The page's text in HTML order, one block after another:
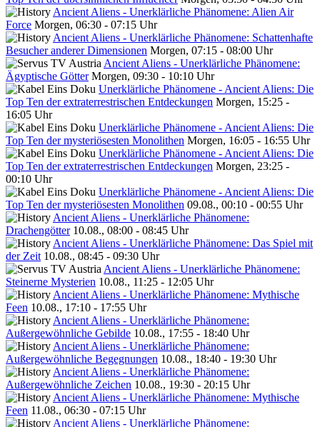
Ancient Aliens - Unerklärliche Phänomene: Alien Air
Force Morgen, 06:30 - 07:15 Uhr
Ancient Aliens - Unerklärliche Phänomene: Schattenhafte
Besucher anderer Dimensionen Morgen, 07:15 - 08:00 Uhr
Ancient Aliens - Unerklärliche Phänomene:
Ägyptische Götter Morgen, 09:30 - 10:10 Uhr
Unerklärliche Phänomene - Ancient Aliens: Die
Top Ten der extraterrestrischen Entdeckungen Morgen, 15:25 -
16:05 Uhr
Unerklärliche Phänomene - Ancient Aliens: Die
Top Ten der mysteriösesten Monolithen Morgen, 16:05 - 16:55 Uhr
Unerklärliche Phänomene - Ancient Aliens: Die
Top Ten der extraterrestrischen Entdeckungen Morgen, 23:25 -
00:10 Uhr
Unerklärliche Phänomene - Ancient Aliens: Die
Top Ten der mysteriösesten Monolithen 09.08., 00:10 - 00:55 Uhr
Ancient Aliens - Unerklärliche Phänomene:
Drachengötter 10.08., 08:00 - 08:45 Uhr
Ancient Aliens - Unerklärliche Phänomene: Das Spiel mit
der Zeit 10.08., 08:45 - 09:30 Uhr
Ancient Aliens - Unerklärliche Phänomene:
Steinerne Mysterien 10.08., 11:25 - 12:05 Uhr
Ancient Aliens - Unerklärliche Phänomene: Mythische
Feen 10.08., 17:10 - 17:55 Uhr
Ancient Aliens - Unerklärliche Phänomene:
Außergewöhnliche Gebilde 10.08., 17:55 - 18:40 Uhr
Ancient Aliens - Unerklärliche Phänomene:
Außergewöhnliche Begegnungen 10.08., 18:40 - 19:30 Uhr
Ancient Aliens - Unerklärliche Phänomene:
Außergewöhnliche Zeichen 10.08., 19:30 - 20:15 Uhr
Ancient Aliens - Unerklärliche Phänomene: Mythische
Feen 11.08., 06:30 - 07:15 Uhr
Ancient Aliens - Unerklärliche Phänomene: